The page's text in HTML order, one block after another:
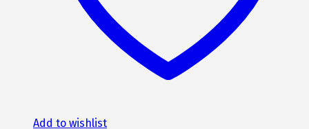
Add to wishlist